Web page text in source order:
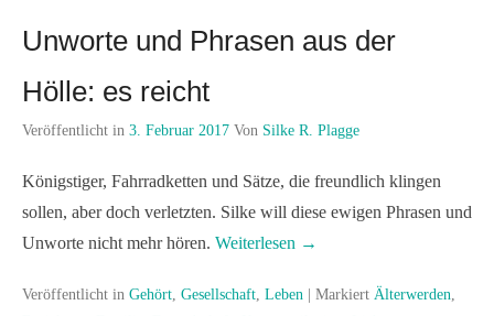
Unworte und Phrasen aus der
Hölle: es reicht
Veröffentlicht in 3. Februar 2017 Von Silke R. Plagge
Königstiger, Fahrradketten und Sätze, die freundlich klingen
sollen, aber doch verletzten. Silke will diese ewigen Phrasen und
Unworte nicht mehr hören. Weiterlesen →
Veröffentlicht in Gehört, Gesellschaft, Leben Markiert Älterwerden,